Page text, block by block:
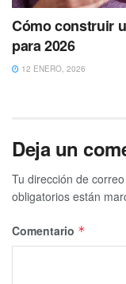
Cómo construir
para 2026
12 ENERO, 2026
Deja un
Tu dirección de
obligatorios están
Comentario *